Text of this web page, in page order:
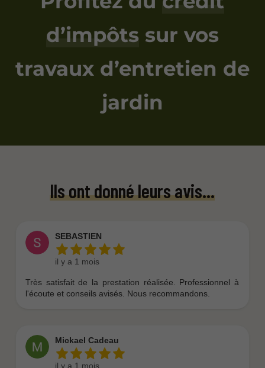
d’impôtssur vos
travaux d’entretien de
jardin
Ils ont donné leurs avis...